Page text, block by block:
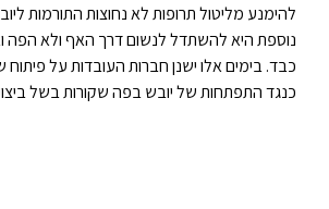
להימנע מליטול תרופות לא נחוצות התורמות
נוספת היא להשתדל לנשום דרך האף ולא הפה
כבד. בימים אלו ישנן חברות העובדות על
כנגד התפתחות של יובש בפה שקורות בשל